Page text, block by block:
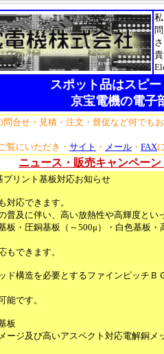
スポット品はスピ
京宝電機の電子
問合せ・見積・注文・督促など何でも
覧にいただき・ サイト ・ メール ・ FAX
ニュース・販売キャンペー
リント基板対応お知らせ
対応できます。
普及に伴い、高い放熱性や高輝度とい
板・圧銅基板（～500μ）・白色基板
もできます。
ド構造を必要とするファインピッチＢ
能です。
板
ージ及び高いアスペクト対応電解銅メ